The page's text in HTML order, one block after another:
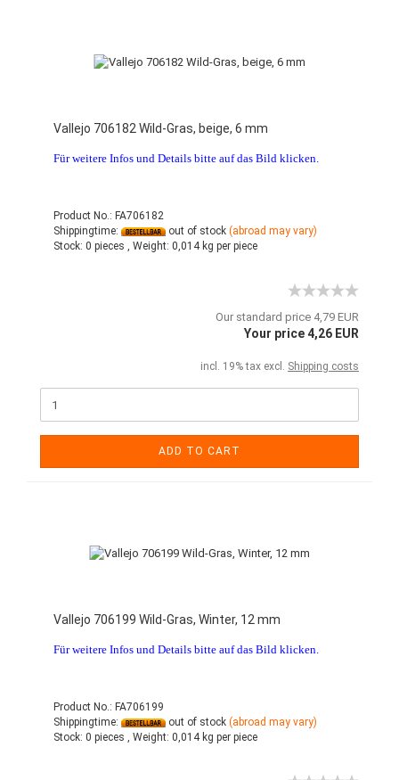
Vallejo 706182 Wild-Gras, beige, 6 mm
Für weitere Infos und Details bitte auf das Bild klicken.
Product No.: FA706182
Shippingtime:
out of stock (abroad may vary)
Stock: 0 pieces , Weight: 0,014kg per piece
Our standard price 4,79 EUR
Your price 4,26 EUR
incl. 19% tax excl. Shipping costs
ADD TO CART
Vallejo 706199 Wild-Gras, Winter, 12 mm
Für weitere Infos und Details bitte auf das Bild klicken.
Product No.: FA706199
Shippingtime:
out of stock (abroad may vary)
Stock: 0 pieces , Weight: 0,014kg per piece